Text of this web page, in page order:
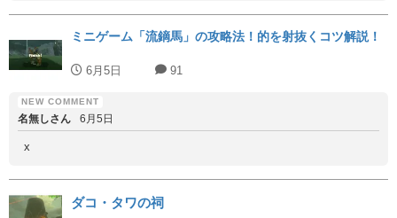
ミニゲーム「流鏑馬」の攻略法！的を射抜くコツ解説！
6月5日 91
名無しさん 6月5日
x
ダコ・タワの祠